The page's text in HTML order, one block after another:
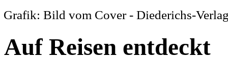
Grafik: Bild vom Cover - Diederichs-
Auf Reisen entdeckt